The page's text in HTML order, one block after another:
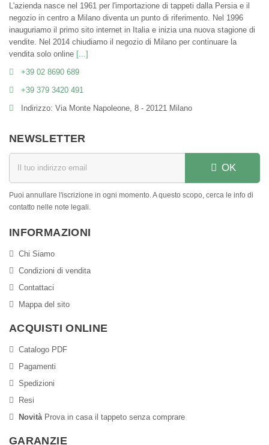
L'azienda nasce nel 1961 per l'importazione di tappeti dalla Persia e il
negozio in centro a Milano diventa un punto di riferimento. Nel 1996
inauguriamo il primo sito internet in Italia e inizia una nuova stagione di
vendite. Nel 2014 chiudiamo il negozio di Milano per continuare la
vendita solo online [...]
+39 02 8690 689
+39 379 3420 491
Indirizzo: Via Monte Napoleone, 8 - 20121 Milano
NEWSLETTER
OK
Puoi annullare l'iscrizione in ogni momento. A questo scopo, cerca le info di
contatto nelle note legali.
INFORMAZIONI
Chi Siamo
Condizioni di vendita
Contattaci
Mappa del sito
ACQUISTI ONLINE
Catalogo PDF
Pagamenti
Spedizioni
Resi
Novità Prova in casa il tappeto senza comprare
GARANZIE